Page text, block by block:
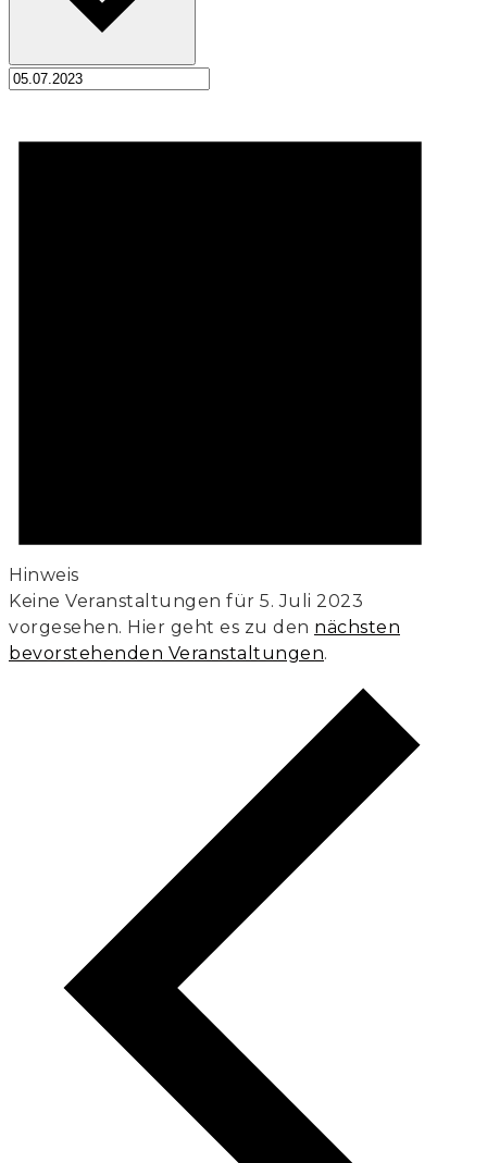
Hinweis
Keine Veranstaltungen für 5. Juli 2023
vorgesehen. Hier geht es zu den nächsten
bevorstehenden Veranstaltungen.